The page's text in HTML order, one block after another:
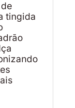
tingida